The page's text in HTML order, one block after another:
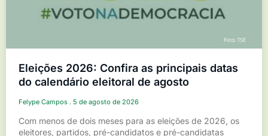
Eleições 2026: Confira as principais datas
do calendário eleitoral de agosto
Felype Campos 5 de agosto de 2026
Com menos de dois meses para as eleições de 2026, os
eleitores, partidos, pré-candidatos e pré-candidatas